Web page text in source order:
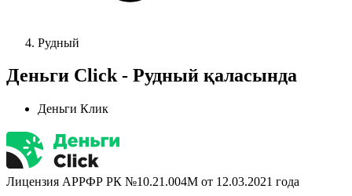
Рудный
Деньги Сlick - Рудный қаласында
Деньги Клик
Лицензия АРРФР РК №10.21.004М от 12.03.2021 года